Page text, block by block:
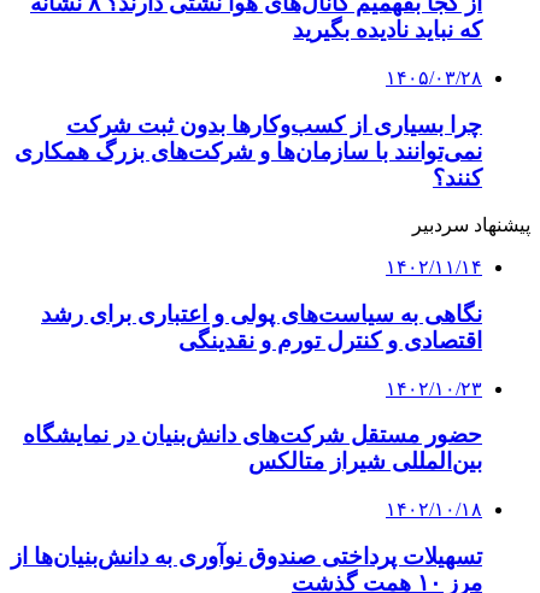
تخفیف ۷۰ درصدی برای حضور دانش‌بنیان‌ها در
کلیه حقوق متعلق به راهیان اقتصادی می باشد
دکمه بازگشت به بالا